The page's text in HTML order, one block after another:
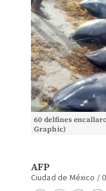
60 delfines
Graphic)
AFP
Ciudad de México /